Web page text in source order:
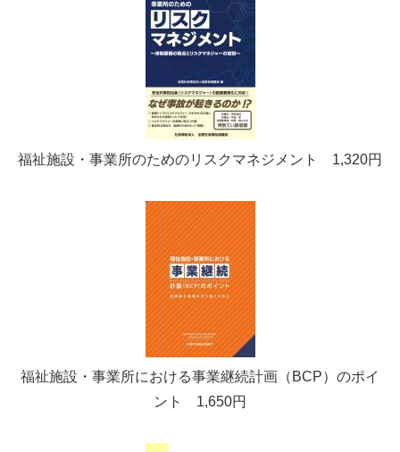
福祉施設・事業所のためのリスクマネジメント 1,320円
福祉施設・事業所における事業継続計画（BCP）のポイ
ント 1,650円